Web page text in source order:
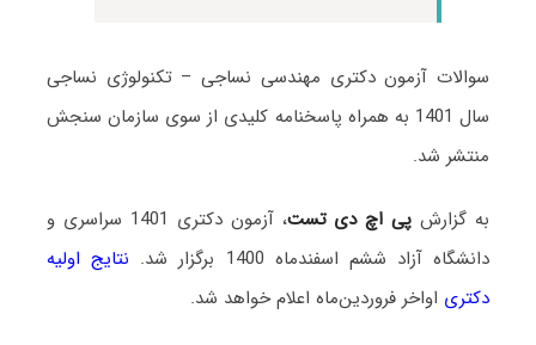
سوالات آزمون دکتری مهندسی نساجی – تکنولوژی نساجی
سال 1401 به همراه پاسخنامه کلیدی از سوی سازمان سنجش
منتشر شد.
به گزارشپی اچ دی تست
، آزمون دکتری 1401 سراسری و
دانشگاه آزاد ششم اسفندماه 1400 برگزار شد.
نتایج اولیه
دکتری اواخر فروردین‌ماه اعلام خواهد شد.